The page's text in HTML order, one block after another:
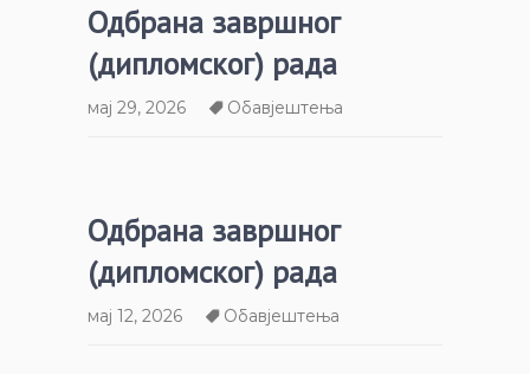
Одбрана завршног
(дипломског) рада
мај 29, 2026 Обавјештења
Одбрана завршног
(дипломског) рада
мај 12, 2026 Обавјештења